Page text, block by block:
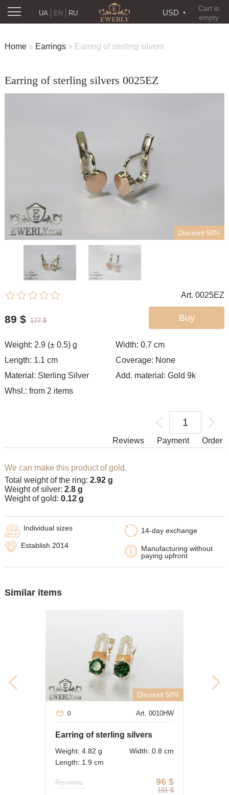
Cart is
empty
USD
RU
UA EN
Home » Earrings » Earring of sterling silvers
Earring of sterling silvers 0025EZ
Discount 50%
Art. 0025EZ
Buy
89 $ 177 $
Weight: 2.9 (± 0.5) g Width: 0.7cm
Length: 1.1 cm
Coverage: None
Material: Sterling Silver
Add. material: Gold 9k
Whsl.: from 2 items
Reviews Order
Payment
We can make this product of gold.
Total weight of the ring: 2.92 g
Weight of silver: 2.8 g
Weight of gold: 0.12 g
14-day exchange
Manufacturing without
paying upfront
Individual sizes
Establish 2014
Similar items
Discount 50%
Art. 0010HW
0
Earring of sterling silvers
Weight: 4.82 g
Width: 0.8 cm
Length: 1.9 cm
96 $
191 $
Reviews